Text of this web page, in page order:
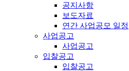
공지사항
보도자료
연간 사업공모 일정
사업공고
사업공고
입찰공고
입찰공고